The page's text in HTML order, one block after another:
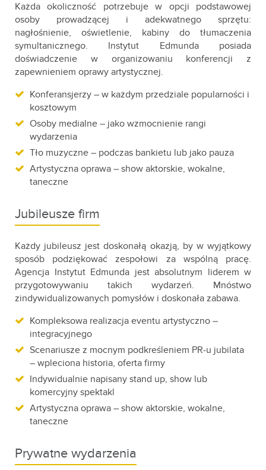
Każda okoliczność potrzebuje w opcji podstawowej
osoby prowadzącej i adekwatnego sprzętu:
nagłośnienie, oświetlenie, kabiny do tłumaczenia
symultanicznego. Instytut Edmunda posiada
doświadczenie w organizowaniu konferencji z
zapewnieniem oprawy artystycznej.
Konferansjerzy – w każdym przedziale popularności i
kosztowym
Osoby medialne – jako wzmocnienie rangi
wydarzenia
Tło muzyczne – podczas bankietu lub jako pauza
Artystyczna oprawa – show aktorskie, wokalne,
taneczne
Jubileusze firm
Każdy jubileusz jest doskonałą okazją, by w wyjątkowy
sposób podziękować zespołowi za wspólną pracę.
Agencja Instytut Edmunda jest absolutnym liderem w
przygotowywaniu takich wydarzeń. Mnóstwo
zindywidualizowanych pomysłów i doskonała zabawa.
Kompleksowa realizacja eventu artystyczno –
integracyjnego
Scenariusze z mocnym podkreśleniem PR-u jubilata
– wpleciona historia, oferta firmy
Indywidualnie napisany stand up, show lub
komercyjny spektakl
Artystyczna oprawa – show aktorskie, wokalne,
taneczne
Prywatne wydarzenia